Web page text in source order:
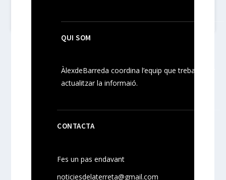
QUI SOM
ÀlexdeBarreda coordina l’equip que treballa per
actualitzar la informaió.
CONTACTA
Fes un pas endavant
noticiesdelaterreta@gmail.com